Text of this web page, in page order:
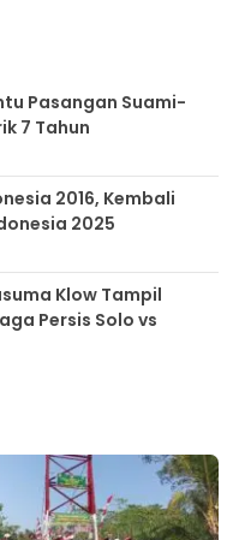
Pasangan Suami-
7 Tahun
2016, Kembali
2025
Klow Tampil
Persis Solo vs